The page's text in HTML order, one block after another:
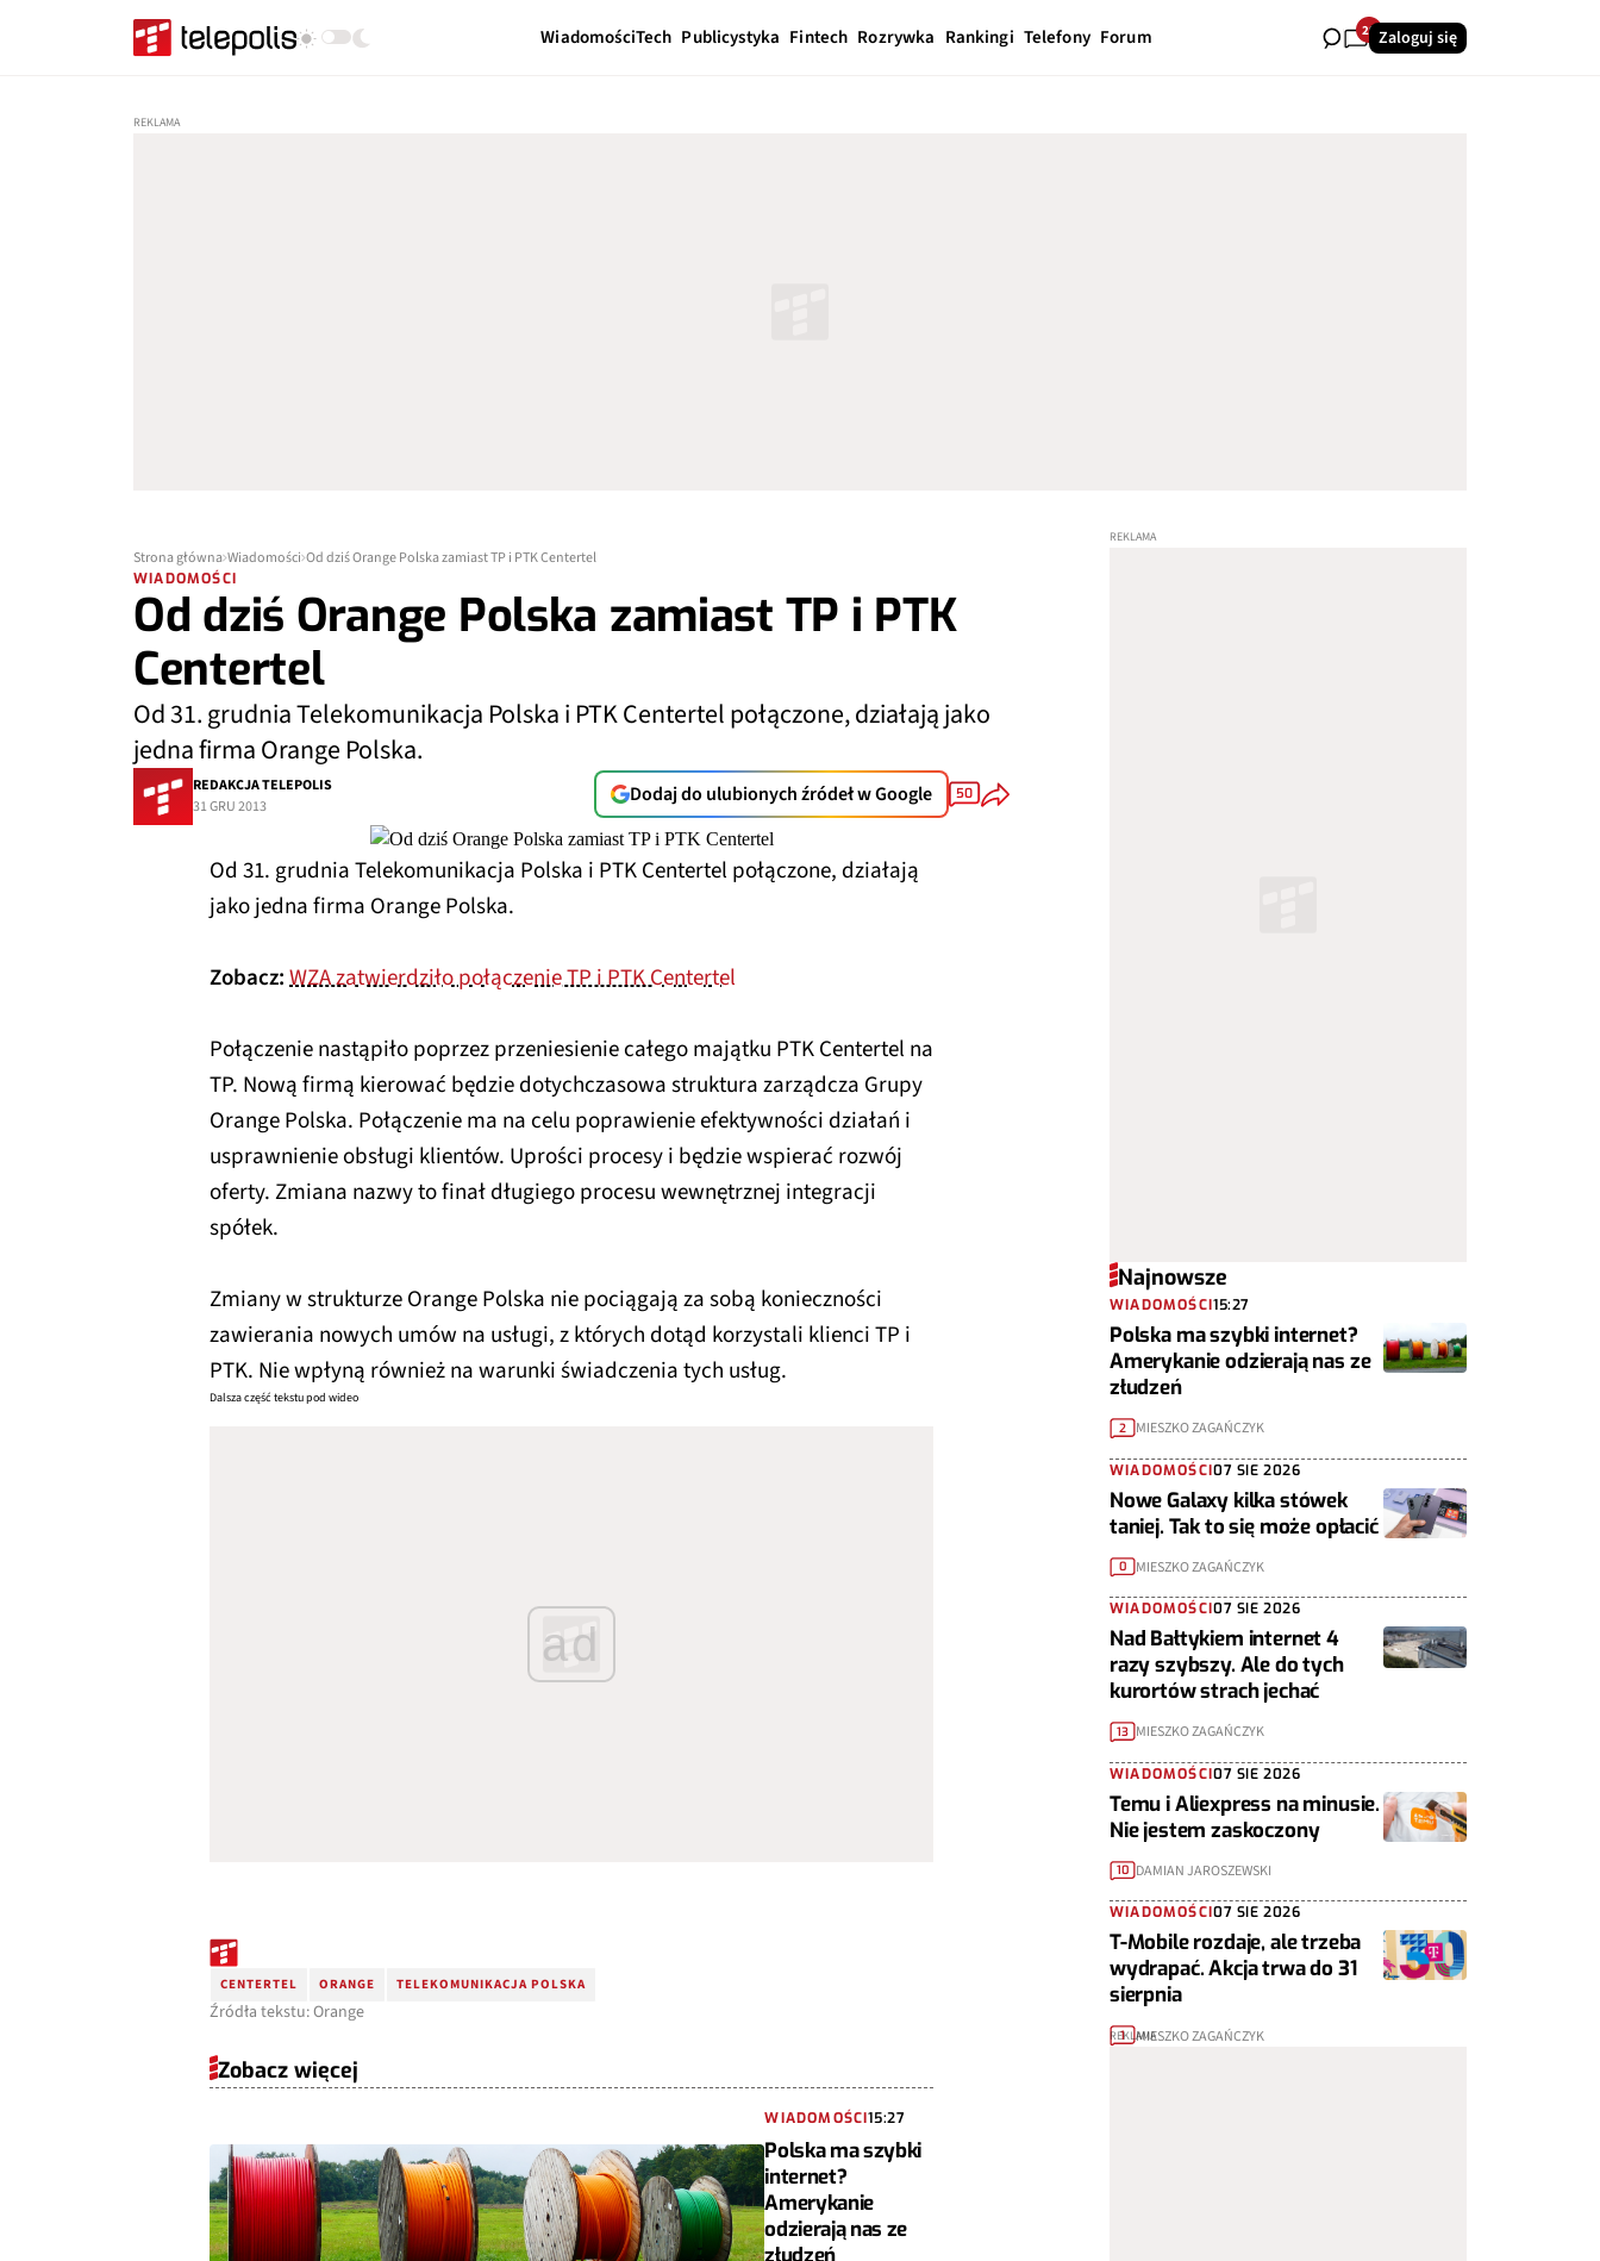
WiadomościTech Publicystyka Fintech Rozrywka Rankingi Telefony Forum 29Zaloguj się
Strona główna Wiadomości Od dziś Orange Polska zamiast TP i PTK Centertel
WIADOMOŚCI
Od dziś Orange Polska zamiast TP i PTK
Centertel
Od 31. grudnia Telekomunikacja Polska i PTK Centertel połączone, działają jako
jedna firma Orange Polska.
REDAKCJA TELEPOLIS
31 GRU 2013
Dodaj do ulubionych źródeł w Google 50
Od 31. grudnia Telekomunikacja Polska i PTK Centertel połączone, działają
jako jedna firma Orange Polska.
Zobacz:WZA zatwierdziło połączenie TP i PTK Centertel
Połączenie nastąpiło poprzez przeniesienie całego majątku PTK Centertel na
TP. Nową firmą kierować będzie dotychczasowa struktura zarządcza Grupy
Orange Polska. Połączenie ma na celu poprawienie efektywności działań i
usprawnienie obsługi klientów. Uprości procesy i będzie wspierać rozwój
oferty. Zmiana nazwy to finał długiego procesu wewnętrznej integracji
spółek.
Zmiany w strukturze Orange Polska nie pociągają za sobą konieczności
zawierania nowych umów na usługi, z których dotąd korzystali klienci TP i
PTK. Nie wpłyną również na warunki świadczenia tych usług.
Dalsza część tekstu pod wideo
ad
CENTERTEL ORANGE TELEKOMUNIKACJA POLSKA
Źródła tekstu: Orange
Zobacz więcej
WIADOMOŚCI15:27
Polska ma szybki
internet?
Amerykanie
odzierają nas ze
Najnowsze
WIADOMOŚCI15:27
Polska ma szybki internet?
Amerykanie odzierają nas ze
złudzeń
2 MIESZKO ZAGAŃCZYK
WIADOMOŚCI07 SIE 2026
Nowe Galaxy kilka stówek
taniej. Tak to się może opłacić
0 MIESZKO ZAGAŃCZYK
WIADOMOŚCI07 SIE 2026
Nad Bałtykiem internet 4
razy szybszy. Ale do tych
kurortów strach jechać
13 MIESZKO ZAGAŃCZYK
WIADOMOŚCI07 SIE 2026
Temu i Aliexpress na minusie.
Nie jestem zaskoczony
10 DAMIAN JAROSZEWSKI
WIADOMOŚCI07 SIE 2026
T-Mobile rozdaje, ale trzeba
wydrapać. Akcja trwa do 31
sierpnia
1 MIESZKO ZAGAŃCZYK